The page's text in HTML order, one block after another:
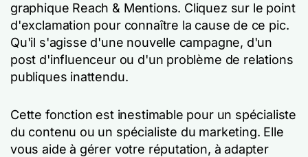
graphique Reach & Mentions. Cliquez sur le point
d'exclamation pour connaître la cause de ce pic.
Qu'il s'agisse d'une nouvelle campagne, d'un
post d'influenceur ou d'un problème de relations
publiques inattendu.
Cette fonction est inestimable pour un spécialiste
du contenu ou un spécialiste du marketing. Elle
vous aide à gérer votre réputation, à adapter